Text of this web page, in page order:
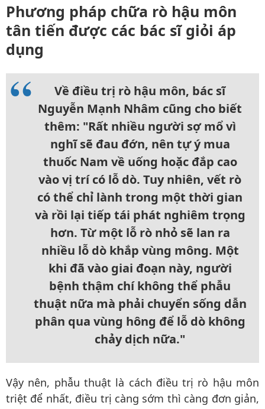
Phương pháp chữa rò hậu môn
tân tiến được các bác sĩ giỏi áp
dụng
Về điều trị rò hậu môn, bác sĩ
Nguyễn Mạnh Nhâm cũng cho biết
thêm: "Rất nhiều người sợ mổ vì
nghĩ sẽ đau đớn, nên tự ý mua
thuốc Nam về uống hoặc đắp cao
vào vị trí có lỗ dò. Tuy nhiên, vết rò
có thể chỉ lành trong một thời gian
và rồi lại tiếp tái phát nghiêm trọng
hơn. Từ một lỗ rò nhỏ sẽ lan ra
nhiều lỗ dò khắp vùng mông. Một
khi đã vào giai đoạn này, người
bệnh thậm chí không thể phẫu
thuật nữa mà phải chuyển sống dẫn
phân qua vùng hông để lỗ dò không
chảy dịch nữa."
Vậy nên, phẫu thuật là cách điều trị rò hậu môn
triệt để nhất, điều trị càng sớm thì càng đơn giản,